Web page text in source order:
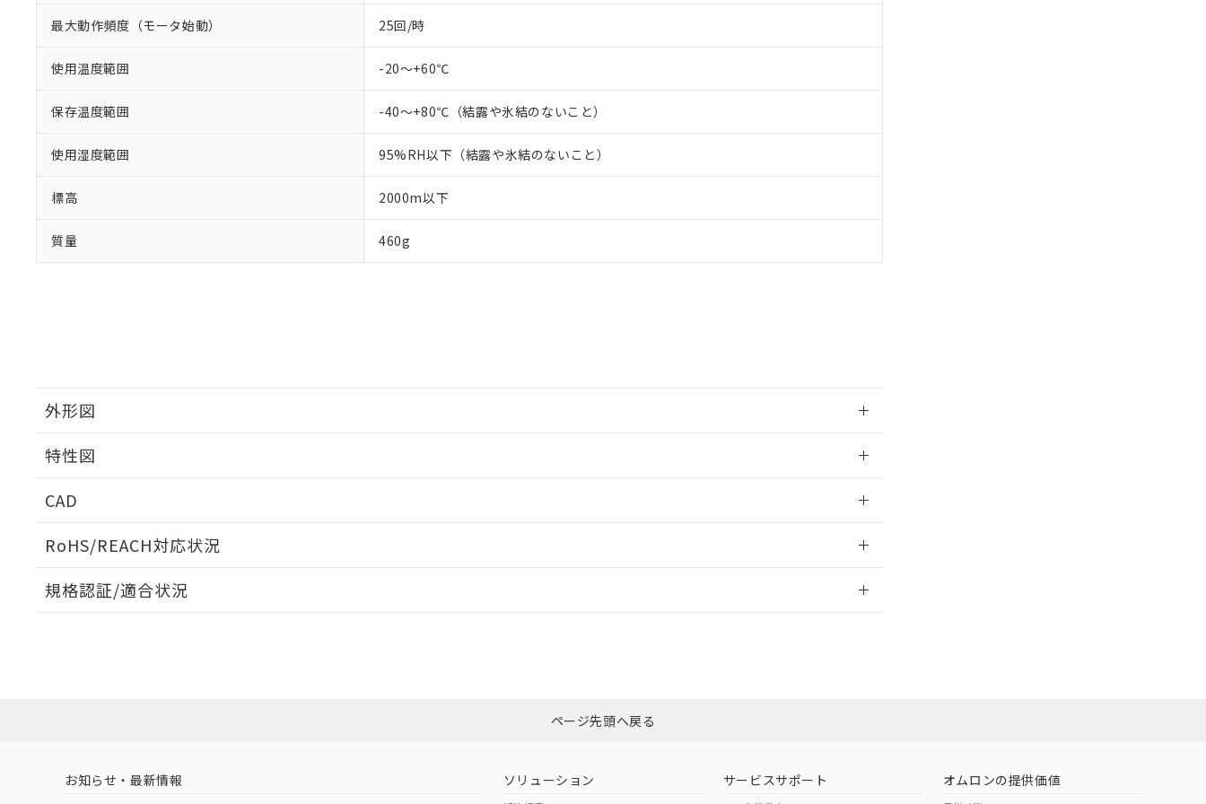
最大動作頻度（モータ始動） 25回/時
使用温度範囲 -20～+60℃
保存温度範囲 -40～+80℃（結露や氷結のないこと）
使用湿度範囲 95%RH以下（結露や氷結のないこと）
標高 2000m以下
質量 460g
外形図
特性図
CAD
RoHS/REACH対応状況
EU RoHS 注意事項・凡例
ダウンロードはこちら
中国 RoHS 注意事項・凡例
規格認証/適合状況
（イギリス
（ノルウェー
（日本
（アメリカ
ページ先頭へ戻る
お知らせ・最新情報 ソリューション サービスサポート オムロンの提供価値